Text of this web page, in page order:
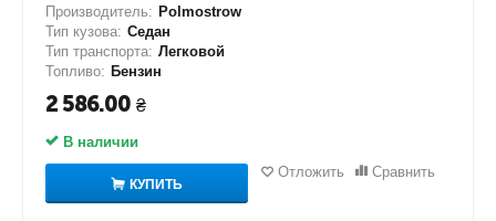
Производитель: Polmostrow
Тип кузова: Седан
Тип транспорта: Легковой
Топливо: Бензин
2 586.00 ₴
В наличии
КУПИТЬ
Отложить Сравнить